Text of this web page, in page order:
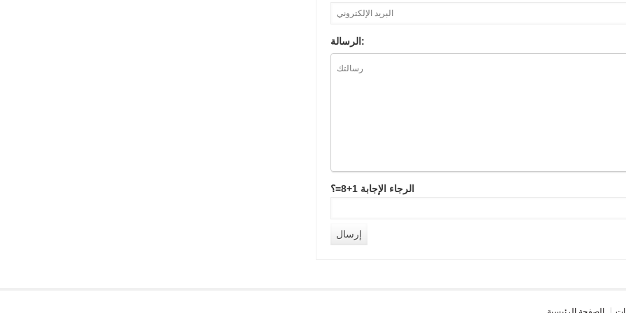
الرسالة:
الرجاء الإجابة 1+8=؟